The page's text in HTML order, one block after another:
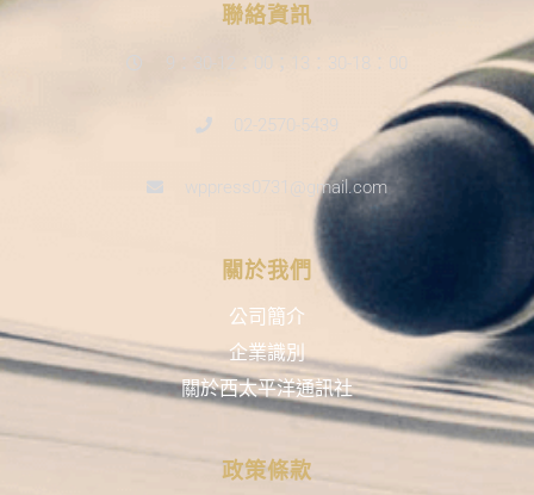
聯絡資訊
9：30-12：00；13：30-18：00
02-2570-5439
wppress0731@gmail.com
關於我們
公司簡介
企業識別
關於西太平洋通訊社
政策條款